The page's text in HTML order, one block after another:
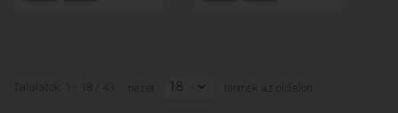
Találatok: 1 - 18 / 43 nézet: 18 termék az oldalon